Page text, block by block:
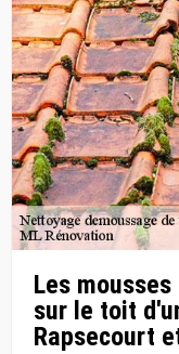
Les
sur le toit
Rapsecourt